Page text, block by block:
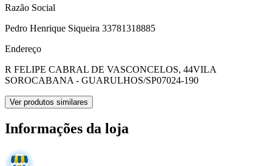
Razão Social
Pedro Henrique Siqueira 33781318885
Endereço
R FELIPE CABRAL DE VASCONCELOS, 44VILA
SOROCABANA - GUARULHOS/SP07024-190
Ver produtos similares
Informações da loja